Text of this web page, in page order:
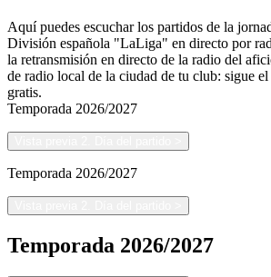
Aquí puedes escuchar los partidos de la
División española "LaLiga" en directo por
la retransmisión en directo de la radio del
de radio local de la ciudad de tu club: sigue
gratis.
Temporada 2026/2027
Temporada 2026/2027
Temporada 2026/2027